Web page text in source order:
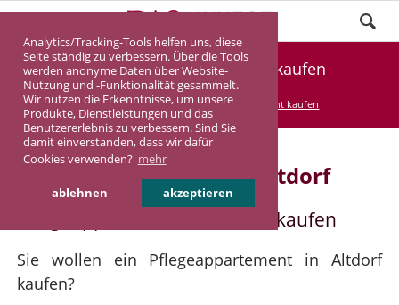
Analytics/Tracking-Tools helfen uns, diese
Seite ständig zu verbessern. Über die Tools
werden anonyme Daten über Website-
Nutzung und -Funktionalität gesammelt.
Wir nutzen die Erkenntnisse, um unsere
Produkte, Dienstleistungen und das
Benutzererlebnis zu verbessern. Sind Sie
damit einverstanden, dass wir dafür
Cookies verwenden? mehr
ablehnen akzeptieren
Pflegeappartement Altdorf kaufen
DASINVEST Service Pflegeappartement kaufen
Pflegeappartement in Altdorf
Pflegeappartement in Altdorf kaufen
Sie wollen ein Pflegeappartement in Altdorf
kaufen?